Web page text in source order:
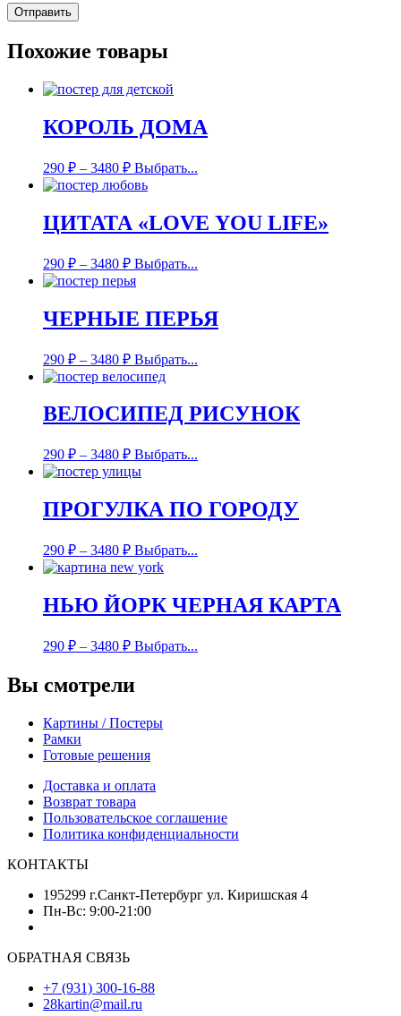
Похожие товары
КОРОЛЬ ДОМА
290 ₽ – 3480 ₽ Выбрать...
ЦИТАТА «LOVE YOU LIFE»
290 ₽ – 3480 ₽ Выбрать...
ЧЕРНЫЕ ПЕРЬЯ
290 ₽ – 3480 ₽ Выбрать...
ВЕЛОСИПЕД РИСУНОК
290 ₽ – 3480 ₽ Выбрать...
ПРОГУЛКА ПО ГОРОДУ
290 ₽ – 3480 ₽ Выбрать...
НЬЮ ЙОРК ЧЕРНАЯ КАРТА
290 ₽ – 3480 ₽ Выбрать...
Вы смотрели
Картины / Постеры
Рамки
Готовые решения
Доставка и оплата
Возврат товара
Пользовательское соглашение
Политика конфиденциальности
КОНТАКТЫ
195299 г.Санкт-Петербург ул. Киришская 4
Пн-Вс: 9:00-21:00
ОБРАТНАЯ СВЯЗЬ
+7 (931) 300-16-88
28kartin@mail.ru